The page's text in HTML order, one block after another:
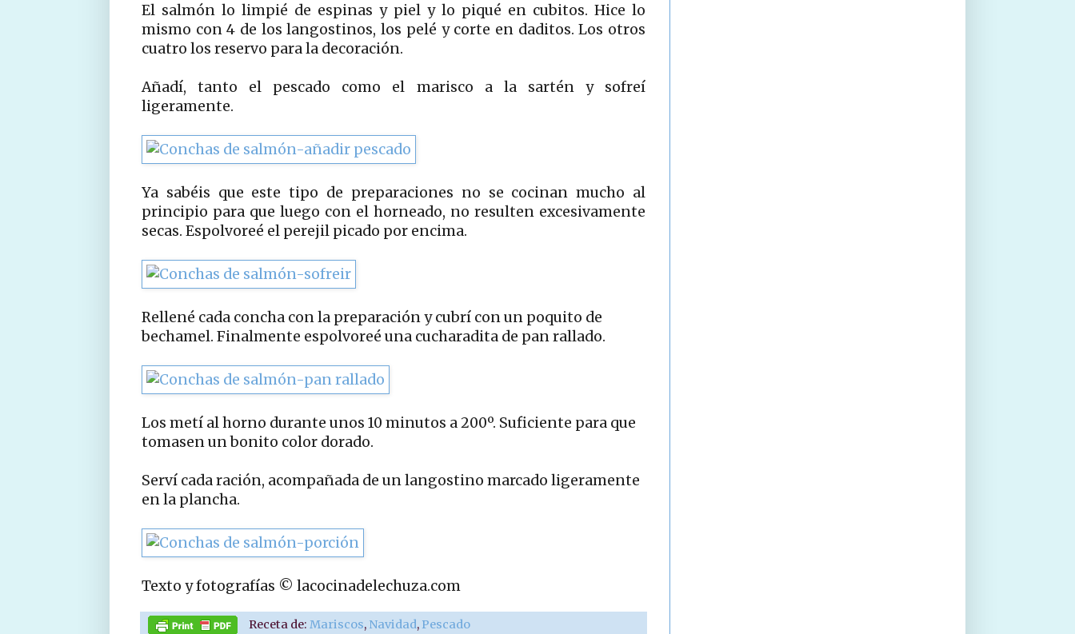
El salmón lo limpié de espinas y piel y lo piqué en cubitos. Hice lo
mismo con 4 de los langostinos, los pelé y corte en daditos. Los otros
cuatro los reservo para la decoración.
Añadí, tanto el pescado como el marisco a la sartén y sofreí
ligeramente.
Ya sabéis que este tipo de preparaciones no se cocinan mucho al
principio para que luego con el horneado, no resulten excesivamente
secas. Espolvoreé el perejil picado por encima.
Rellené cada concha con la preparación y cubrí con un poquito de
bechamel. Finalmente espolvoreé una cucharadita de pan rallado.
Los metí al horno durante unos 10 minutos a 200º. Suficiente para que
tomasen un bonito color dorado.
Serví cada ración, acompañada de un langostino marcado ligeramente
en la plancha.
Texto y fotografías © lacocinadelechuza.com
Receta de:Mariscos, Navidad, Pescado